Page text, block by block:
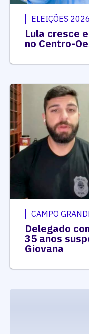
ELEIÇÕES 2026
Lula cresce
no Centro-
CAMPO
Delegado
35 anos
Giovana